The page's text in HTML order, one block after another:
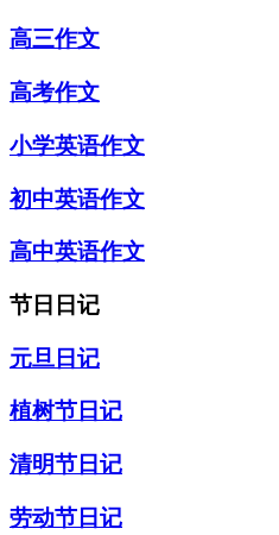
高三作文
高考作文
小学英语作文
初中英语作文
高中英语作文
节日日记
元旦日记
植树节日记
清明节日记
劳动节日记